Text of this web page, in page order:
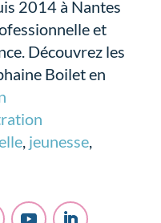
2014 à Nantes
et
Découvrez les
Boilet en
, jeunesse,